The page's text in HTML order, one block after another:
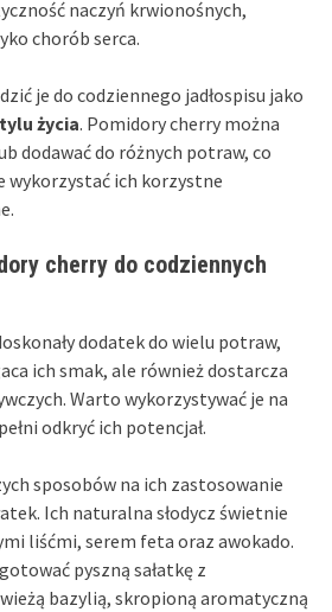
naczyń krwionośnych,
chorób serca.
je do codziennego jadłospisu jako
życia. Pomidory cherry można
dodawać do różnych potraw, co
wykorzystać ich korzystne
cherry do codziennych
dodatek do wielu potraw,
ich smak, ale również dostarcza
Warto wykorzystywać je na
odkryć ich potencjał.
sposobów na ich zastosowanie
Ich naturalna słodycz świetnie
liśćmi, serem feta oraz awokado.
pyszną sałatkę z
bazylią, skropioną aromatyczną